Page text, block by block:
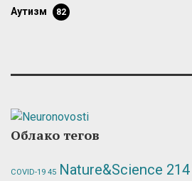
аутизм 82
Облако тегов
COVID-19 45 Nature&Science 214